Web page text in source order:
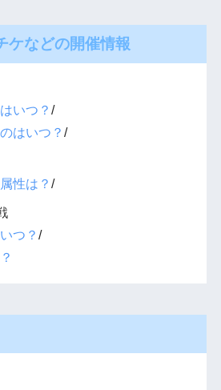
ケなどの開催情報
いつ？ /
はいつ？ /
性は？ /
つ？ /